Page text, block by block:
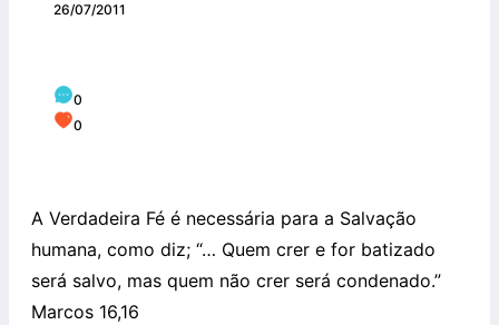
26/07/2011
0
0
A Verdadeira Fé é necessária para a Salvação
humana, como diz; “… Quem crer e for batizado
será salvo, mas quem não crer será condenado.”
Marcos 16,16